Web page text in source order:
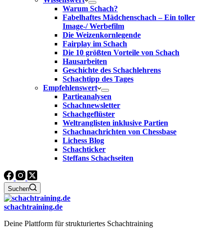
Warum Schach?
Fabelhaftes Mädchenschach – Ein toller
Image-/ Werbefilm
Die Weizenkornlegende
Fairplay im Schach
Die 10 größten Vorteile von Schach‎
Hausarbeiten
Geschichte des Schachlehrens
Schachtipp des Tages
Empfehlenswert
Partieanalysen
Schachnewsletter
Schachgeflüster
Weltranglisten inklusive Partien
Schachnachrichten von Chessbase
Lichess Blog
Schachticker
Steffans Schachseiten
Suchen
schachtraining.de
Deine Plattform für strukturiertes Schachtraining